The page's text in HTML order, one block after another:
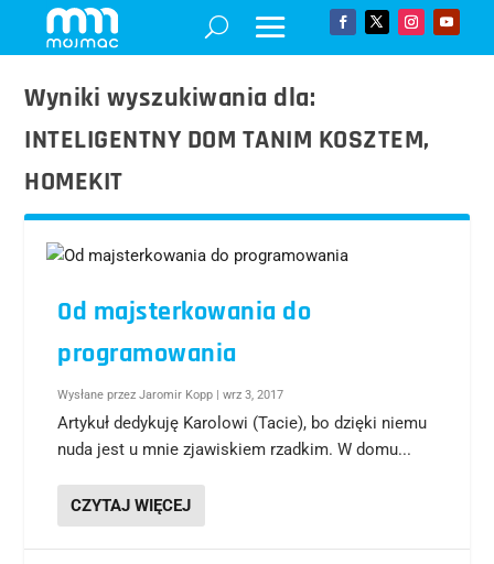
Wyniki wyszukiwania dla:
INTELIGENTNY DOM TANIM KOSZTEM,
HOMEKIT
Od majsterkowania do
programowania
Wysłane przezJaromir Kopp |wrz 3, 2017
Artykuł dedykuję Karolowi (Tacie), bo dzięki niemu
nuda jest u mnie zjawiskiem rzadkim. W domu...
CZYTAJ WIĘCEJ